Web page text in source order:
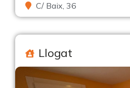
C/ Baix, 36
Llogat